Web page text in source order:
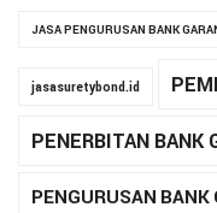
JASA PENGURUSAN BANK
jasasuretybond.id
PENERBITAN BANK
PENGURUSAN BANK